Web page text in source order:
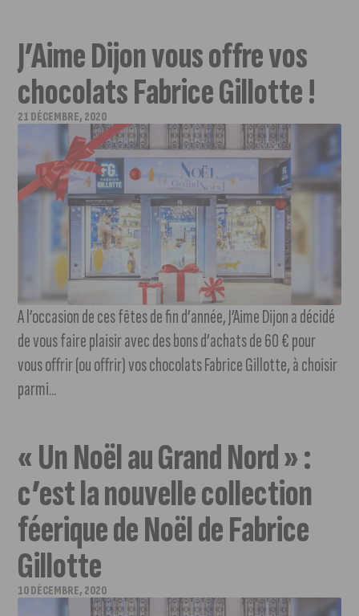
J’Aime Dijon vous offre vos
chocolats Fabrice Gillotte !
21 DÉCEMBRE, 2020
A l’occasion de ces fêtes de fin d’année, J’Aime Dijon a décidé
de vous faire plaisir avec des bons d’achats de 60 € pour
vous offrir (ou offrir) vos chocolats Fabrice Gillotte, à choisir
parmi...
« Un Noël au Grand Nord » :
c’est la nouvelle collection
féerique de Noël de Fabrice
Gillotte
10 DÉCEMBRE, 2020